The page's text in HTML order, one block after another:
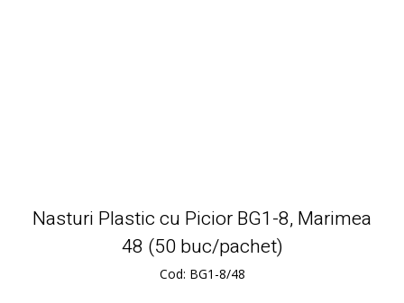
Nasturi Plastic cu Picior BG1-8, Marimea
48 (50 buc/pachet)
Cod: BG1-8/48